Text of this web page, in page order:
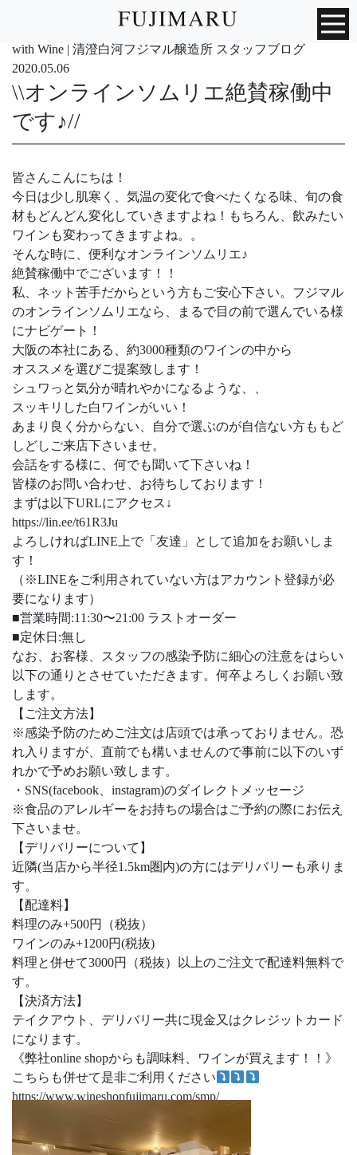
with Wine | 清澄白河フジマル醸造所 スタッフブログ
2020.05.06
\\オンラインソムリエ絶賛稼働中
です♪//
皆さんこんにちは！
今日は少し肌寒く、気温の変化で食べたくなる味、旬の食
材もどんどん変化していきますよね！もちろん、飲みたい
ワインも変わってきますよね。。
そんな時に、便利なオンラインソムリエ♪
絶賛稼働中でございます！！
私、ネット苦手だからという方もご安心下さい。フジマル
のオンラインソムリエなら、まるで目の前で選んでいる様
にナビゲート！
大阪の本社にある、約3000種類のワインの中から
オススメを選びご提案致します！
シュワっと気分が晴れやかになるような、、
スッキリした白ワインがいい！
あまり良く分からない、自分で選ぶのが自信ない方ももど
しどしご来店下さいませ。
会話をする様に、何でも聞いて下さいね！
皆様のお問い合わせ、お待ちしております！
まずは以下URLにアクセス ↓
https://lin.ee/t61R3Ju
よろしければLINE 上で「友達」として追加をお願いしま
す！
（※LINEをご利用されていない方はアカウント登録が必
要になります）
■営業時間:11:30〜21:00 ラストオーダー
■定休日 :無し
なお、お客様、スタッフの感染予防に細心の注意をはらい
以下の通りとさせていただきます。何卒よろしくお願い致
します。
【ご注文方法】
※感染予防のためご注文は店頭では承っておりません。恐
れ入りますが、直前でも構いませんので事前に以下のいず
れかで予めお願い致します。
・ SNS(facebook instagram)のダイレクトメッセージ
※食品のアレルギーをお持ちの場合はご予約の際にお伝え
下さいませ。
【デリバリーについて】
近隣(当店から半径1.5km圏内)の方にはデリバリーも承りま
す。
【配達料】
料理のみ+500円（税抜）
ワインのみ+1200円(税抜)
料理と併せて3000円（税抜）以上のご注文で配達料無料で
す。
【決済方法】
テイクアウト、デリバリー共に現金又はクレジットカード
になります。
《弊社online shopからも調味料、ワインが買えます！！》
こちらも併せて是非ご利用ください
https://www.wineshopfujimaru.com/smp/